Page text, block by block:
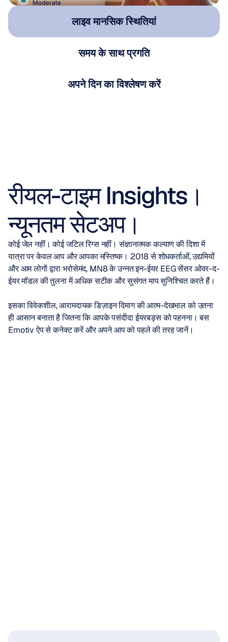
लाइव मानसिक स्थितियां
समय के साथ प्रगति
अपने दिन का विश्लेषण करें
रीयल-टाइम Insights।
न्यूनतम सेटअप।
कोई जेल नहीं। कोई जटिल रिग्स नहीं। संज्ञानात्मक कल्याण की दिशा में
यात्रा पर केवल आप और आपका मस्तिष्क। 2018 से शोधकर्ताओं, उद्यमियों
और आम लोगों द्वारा भरोसेमंद, MN8 के उन्नत इन-ईयर EEG सेंसर ओवर-द-
ईयर मॉडल की तुलना में अधिक सटीक और सुसंगत माप सुनिश्चित करते हैं।
इसका विवेकशील, आरामदायक डिज़ाइन दिमाग की आत्म-देखभाल को उतना
ही आसान बनाता है जितना कि आपके पसंदीदा ईयरबड्स को पहनना। बस
Emotiv ऐप से कनेक्ट करें और अपने आप को पहले की तरह जानें।